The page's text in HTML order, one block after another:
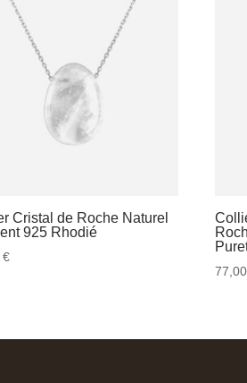
Cristal de Roche Naturel
925 Rhodié
€